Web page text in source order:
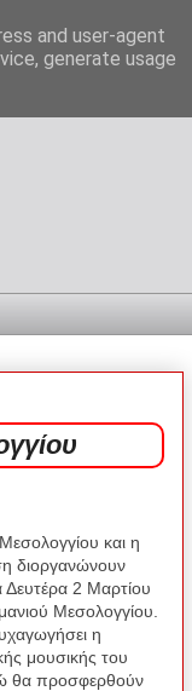
και η
διοργανώνουν
2 Μαρτίου
Μεσολογγίου.
η
μουσικής του
θα προσφερθούν
and user-agent
generate usage